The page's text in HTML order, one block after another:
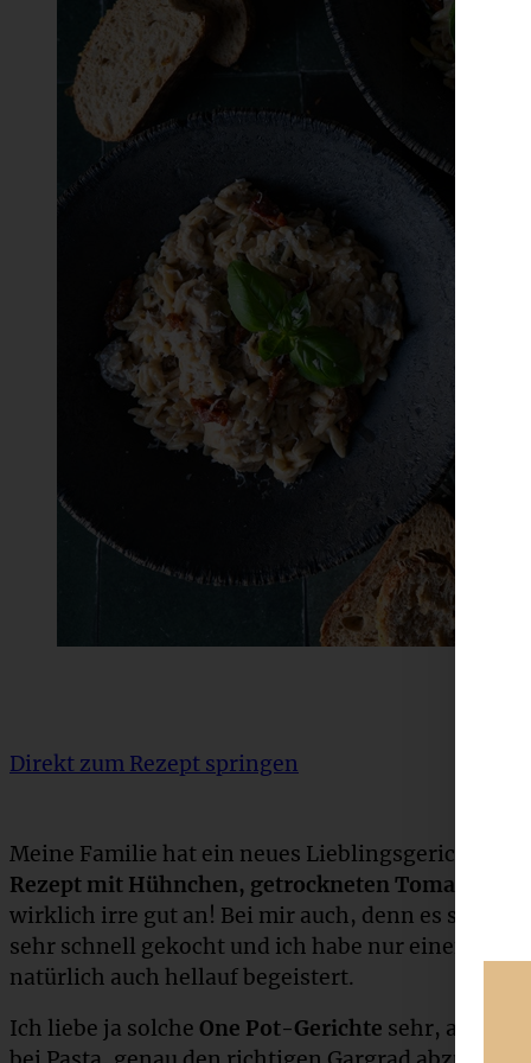
Direkt zum Rezept springen
Meine Familie hat ein neues Lieblingsgericht:
Rezept mit Hühnchen, getrockneten Tomaten
wirklich irre gut an! Bei mir auch, denn es
sehr schnell gekocht und ich habe nur einen Topf
natürlich auch hellauf begeistert.
Ich liebe ja solche One Pot-Gerichte sehr,